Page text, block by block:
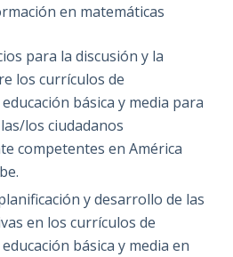
en matemáticas
para la discusión y la
los currículos de
básica y media para
los ciudadanos
competentes en América
y desarrollo de las
en los currículos de
básica y media en